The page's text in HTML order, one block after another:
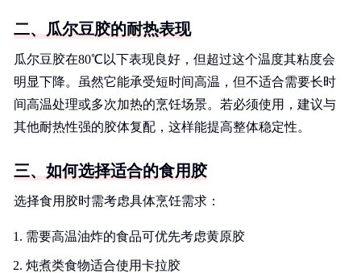
二、瓜尔豆胶的耐热表现
瓜尔豆胶在80℃以下表现良好，但超过这个温度其粘度会
明显下降。虽然它能承受短时间高温，但不适合需要长时
间高温处理或多次加热的烹饪场景。若必须使用，建议与
其他耐热性强的胶体复配，这样能提高整体稳定性。
三、如何选择适合的食用胶
选择食用胶时需考虑具体烹饪需求：
需要高温油炸的食品可优先考虑黄原胶
炖煮类食物适合使用卡拉胶